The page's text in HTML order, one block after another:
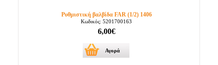
Ρυθμιστική βαλβίδα FAR (1/2) 1406
Κωδικός: 5201700163
6,00€
Αγορά